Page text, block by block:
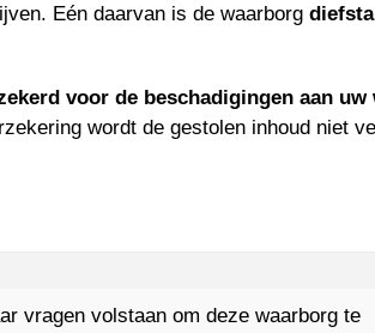
Eén daarvan is de waarborg
voor de beschadigingen aan uw
wordt de gestolen inhoud niet
vragen volstaan om deze waarborg te